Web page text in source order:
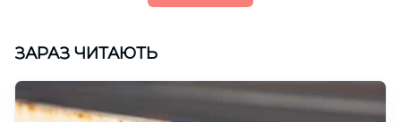
ЗАРАЗ ЧИТАЮТЬ